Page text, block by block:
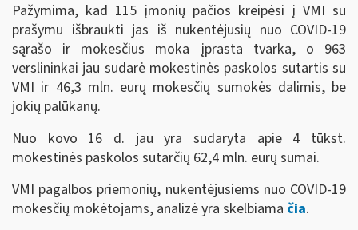
Pažymima, kad 115 įmonių pačios kreipėsi į VMI su
prašymu išbraukti jas iš nukentėjusių nuo COVID-19
sąrašo ir mokesčius moka įprasta tvarka, o 963
verslininkai jau sudarė mokestinės paskolos sutartis su
VMI ir 46,3 mln. eurų mokesčių sumokės dalimis, be
jokių palūkanų.
Nuo kovo 16 d. jau yra sudaryta apie 4 tūkst.
mokestinės paskolos sutarčių 62,4 mln. eurų sumai.
VMI pagalbos priemonių, nukentėjusiems nuo COVID-19
mokesčių mokėtojams, analizė yra skelbiama čia.